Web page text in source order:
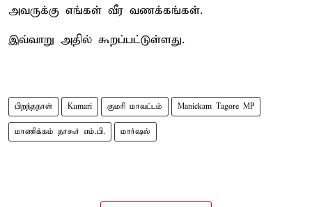
அவருக்கு எங்கள் வீர வணக்கங்கள்.
இவ்வாறு அதில் கூறப்பட்டுள்ளது.
பிறந்தநாள் Kumari குமரி மாவட்டம் Manickam Tagore MP
மாணிக்கம் தாகூர் எம்.பி. மார்ஷல்